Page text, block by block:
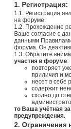
1. Регистрация:
1.1. Регистрация
на форуме.
1.2. Прохождение
Ваше согласие с
данными
форума. Он
1.3. Обратите
участия в форуме:
повторяет
приличия и
несет в себе
содержит
сходно до
то Ваша учётная
предупреждения.
2. Ограничения